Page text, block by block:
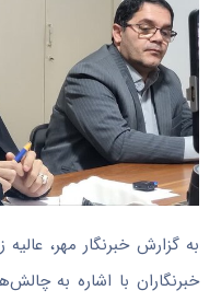
به گزارش خبرنگار مهر،
خبرنگاران با اشاره به